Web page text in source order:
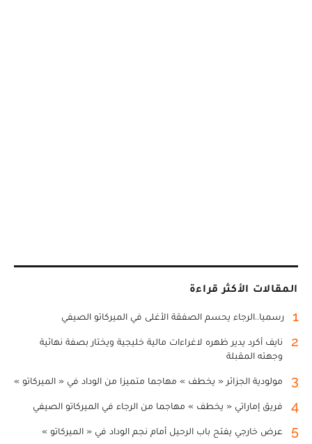
المقالات الأكثر قراءة
1 رسميا..الرجاء يحسم الصفقة الأغلى في الميركاتو الصيفي
2
نايف أكرد يدير ظهره لاغراءات مالية خليجية ويختار بصفة نهائية
وجهته المقبلة
3 مولودية الجزائر « يخطف » مهاجما متميزا من الوداد في « الميركاتو »
4 فريق إماراتي « يخطف » مهاجما من الرجاء في الميركاتو الصيفي
5 عرض خارجي يفتح باب الرحيل أمام نجم الوداد في « الميركاتو »